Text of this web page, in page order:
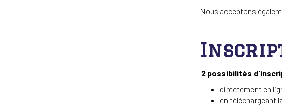
Nous acceptons
2 possibilités
directement en
en téléchargeant